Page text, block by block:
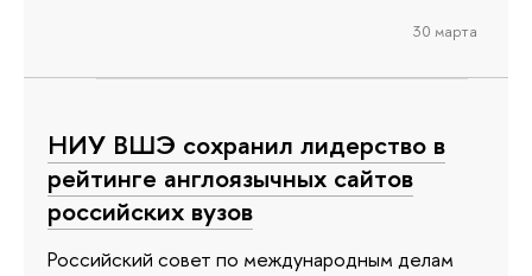
30 марта
НИУ ВШЭ сохранил лидерство в
рейтинге англоязычных сайтов
российских вузов
Российский совет по международным делам